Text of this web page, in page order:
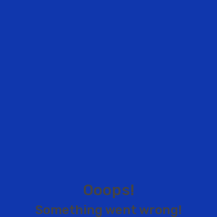
Ooops!
Something went wrong!